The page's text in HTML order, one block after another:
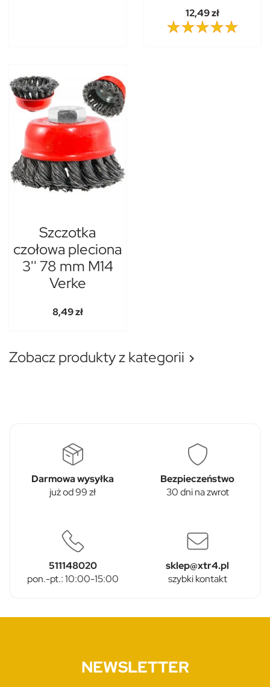
12,49 zł
Szczotka
czołowa pleciona
3'' 78 mm M14
Verke
8,49 zł
Zobacz produkty z kategorii 
Darmowa wysyłka
już od 99 zł
Bezpieczeństwo
30 dni na zwrot
511148020
pon.-pt.: 10:00-15:00
sklep@xtr4.pl
szybki kontakt
NEWSLETTER